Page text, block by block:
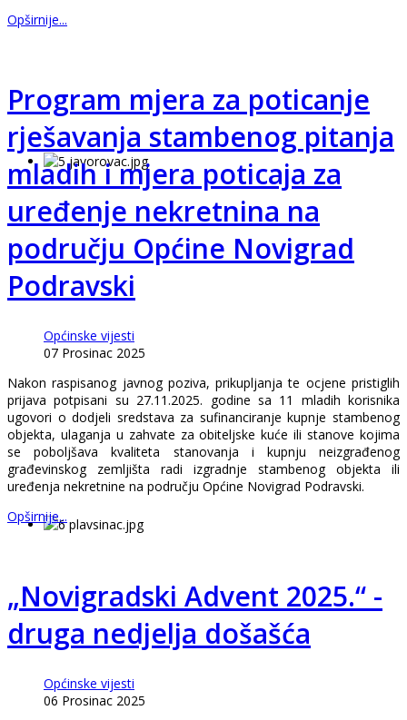
Opširnije...
Program mjera za poticanje
rješavanja stambenog pitanja
mladih i mjera poticaja za
uređenje nekretnina na
području Općine Novigrad
Podravski
Općinske vijesti
07 Prosinac 2025
Nakon raspisanog javnog poziva, prikupljanja te ocjene pristiglih
prijava potpisani su 27.11.2025. godine sa 11 mladih korisnika
ugovori o dodjeli sredstava za sufinanciranje kupnje stambenog
objekta, ulaganja u zahvate za obiteljske kuće ili stanove kojima
se poboljšava kvaliteta stanovanja i kupnju neizgrađenog
građevinskog zemljišta radi izgradnje stambenog objekta ili
uređenja nekretnine na području Općine Novigrad Podravski.
Opširnije...
„Novigradski Advent 2025.“ -
druga nedjelja došašća
Općinske vijesti
06 Prosinac 2025